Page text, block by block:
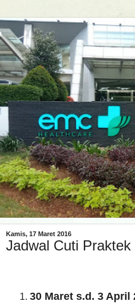
Kamis, 17 Maret 2016
Jadwal Cuti Praktek
30 Maret s.d. 3 April